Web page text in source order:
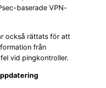
baserade VPN-
också rättats för att
från
vid pingkontroller.